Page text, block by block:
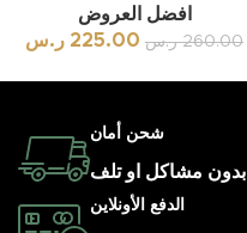
افضل العروض
260.00 ر.س 225.00 ر.س
شحن أمان
بدون مشاكل او تلف
الدفع الأونلاين